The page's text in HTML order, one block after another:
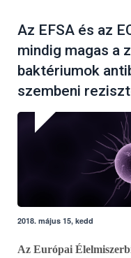
Az EFSA és az
mindig magas a
baktériumok
szembeni
2018. május 15, kedd
Az Európai